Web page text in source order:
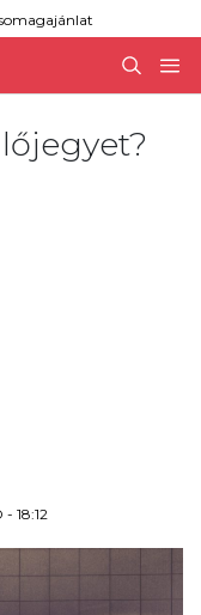
18:12